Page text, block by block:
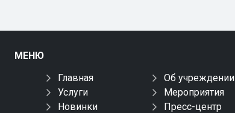
МЕНЮ
Главная
Об учреждении
Услуги
Мероприятия
Новинки
Пресс-центр